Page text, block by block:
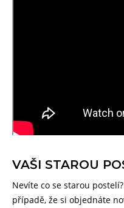
VAŠI STAROU
Nevíte co se starou
případě, že si objednáte